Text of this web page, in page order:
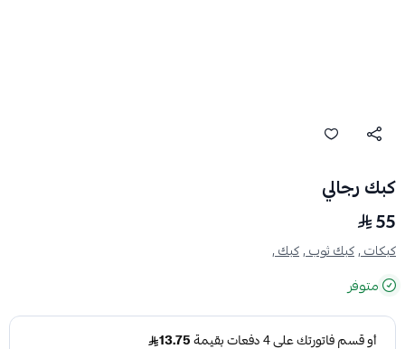
كبك رجالي
55
كبكات ,كبك ثوب ,كبك ,
متوفر